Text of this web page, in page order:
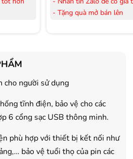
- Tặng quà mở bán lên
- Cam kết hàng mới
Hà Nội, Hồ Chí Minh
- Vận chuyển Toàn Quốc.
cho người sử dụng
tĩnh điện, bảo vệ cho các
6 cổng sạc USB thông minh.
phù hợp với thiết bị kết nối như
bảo vệ tuổi thọ của pin các